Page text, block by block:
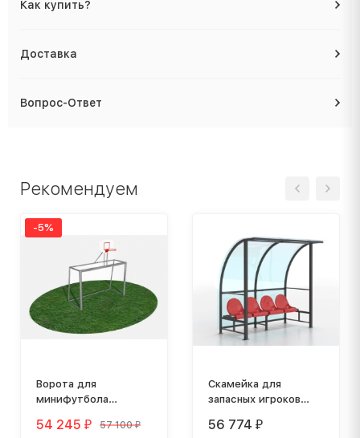
Как купить?
Доставка
Вопрос-Ответ
Рекомендуем
-5%
Ворота для
минифутбола
баскетбольным
54 245 ₽ 57 100₽
Скамейка для
запасных игроков
места)
56 774 ₽